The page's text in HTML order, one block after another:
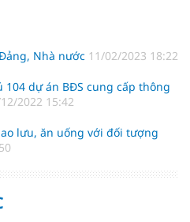
Nhà nước 11/02/2023 18:22
104 dự án BĐS cung cấp thông
2022 15:42
lưu, ăn uống với đối tượng